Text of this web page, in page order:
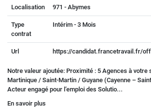
Localisation 971 - Abymes
Type
contrat
Intérim - 3 Mois
Url https://candidat.francetravail.fr/
Notre valeur ajoutée: Proximité : 5 Agences à votre
Martinique / Saint-Martin / Guyane (Cayenne –
Acteur engagé pour l’emploi des Solutio...
En savoir plus